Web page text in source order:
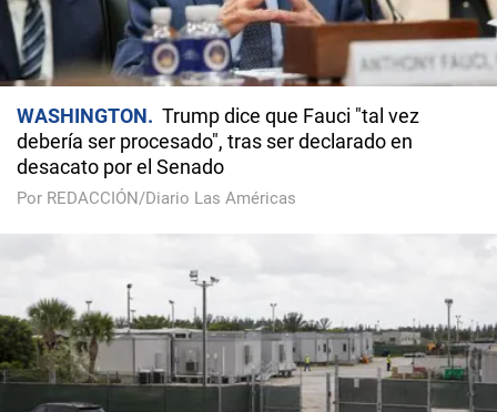
WASHINGTON
Trump dice que Fauci "tal vez
debería ser procesado", tras ser declarado en
desacato por el Senado
Por REDACCIÓN/Diario Las Américas